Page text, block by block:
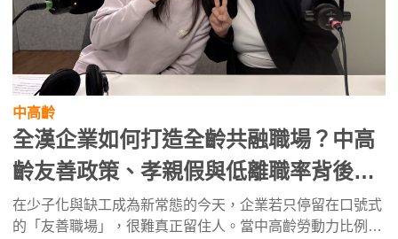
中高齡
全漢企業如何打造全齡共融職場？中高
齡友善政策、孝親假與低離職率背後的
關鍵策略
在少子化與缺工成為新常態的今天，企業若只停留在口號式
的「友善職場」，很難真正留住人。當中高齡勞動力比例持